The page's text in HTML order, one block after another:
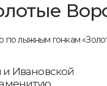
Ивановской